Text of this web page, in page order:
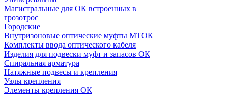
Магистральные для ОК встроенных в
грозотрос
Городские
Внутризоновые оптические муфты МТОК
Комплекты ввода оптического кабеля
Изделия для подвески муфт и запасов ОК
Спиральная арматура
Натяжные подвесы и крепления
Узлы крепления
Элементы крепления ОК